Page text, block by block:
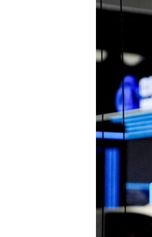
LA REALIDAD DE LA VIVIENDA EN
LOS SANTOS DE HIALEAH
LA INVASIÓN DE RUSIA A UCRANIA